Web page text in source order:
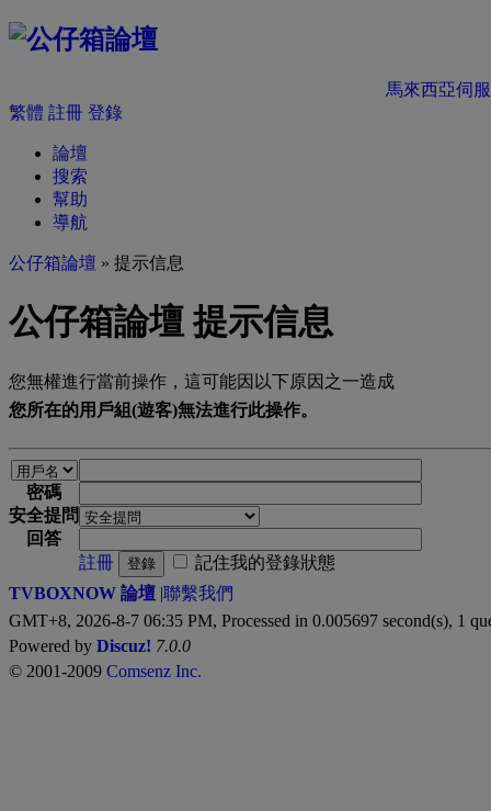
馬來西亞伺
繁體 註冊 登錄
論壇
搜索
幫助
導航
公仔箱論壇 » 提示信息
公仔箱論壇 提示信息
您無權進行當前操作，這可能因以下原因之一造成
您所在的用戶組(遊客)無法進行此操作。
密碼
安全提問
回答
註冊
登錄
記住我的登錄狀態
TVBOXNOW 論壇 |聯繫我們
GMT+8, 2026-8-7 06:35 PM, Processed in 0.005697 second(s), 1
Powered by Discuz! 7.0.0
© 2001-2009 Comsenz Inc.